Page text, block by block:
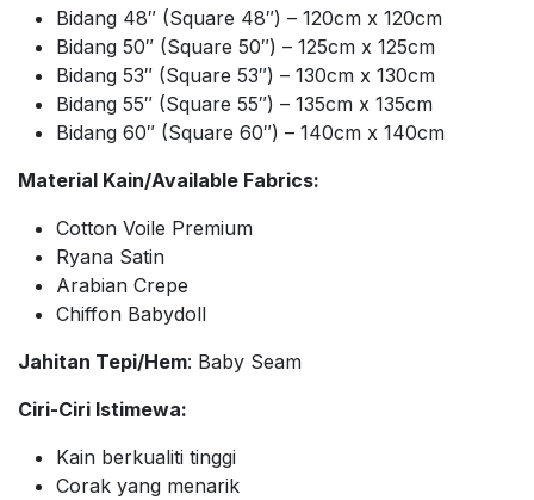
Bidang 48″ (Square 48″) – 120cm x 120cm
Bidang 50″ (Square 50″) – 125cm x 125cm
Bidang 53″ (Square 53″) – 130cm x 130cm
Bidang 55″ (Square 55″) – 135cm x 135cm
Bidang 60″ (Square 60″) – 140cm x 140cm
Material Kain/Available Fabrics:
Cotton Voile Premium
Ryana Satin
Arabian Crepe
Chiffon Babydoll
Jahitan Tepi/Hem: Baby Seam
Ciri-Ciri Istimewa:
Kain berkualiti tinggi
Corak yang menarik